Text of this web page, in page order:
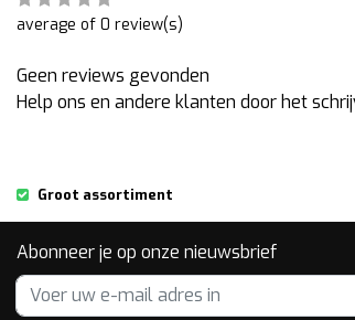
average of 0 review(s)
Geen reviews gevonden
Help ons en andere klanten door het
Groot assortiment
Abonneer je op onze nieuwsbrief